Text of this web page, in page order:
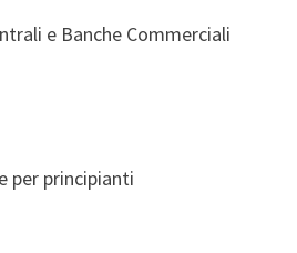
e Banche Commerciali
per principianti